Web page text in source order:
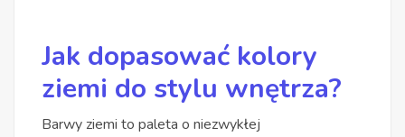
Jak dopasować kolory
ziemi do stylu wnętrza?
Barwy ziemi to paleta o niezwykłej